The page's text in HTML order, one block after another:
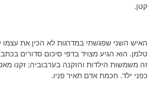
קטן.
האיש השני שפגשתי במדרגות לא הכין את
טלמן. הוא הגיע מצויד בדפי סיכום סדורים
זה משמשות הילדות והזקנה בערבוביה; זקנו
כפני ילד. חכמת אדם תאיר פניו.